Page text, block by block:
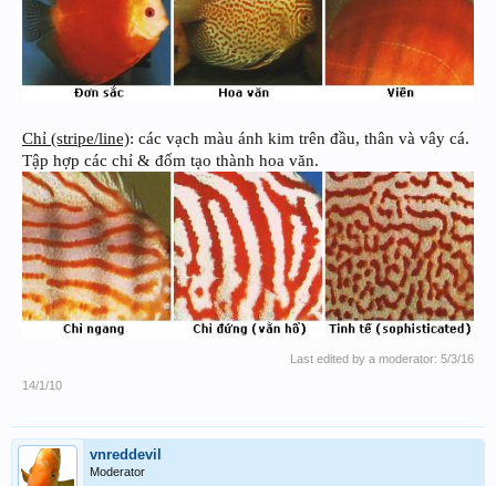
Chỉ (stripe/line): các vạch màu ánh kim trên đầu, thân và vây cá.
Tập hợp các chỉ & đốm tạo thành hoa văn.
Last edited by a moderator: 5/3/16
14/1/10
vnreddevil
Moderator